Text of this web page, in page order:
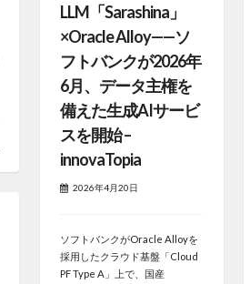
LLM「Sarashina」
×Oracle Alloy——ソ
フトバンクが2026年
6月、データ主権を
備えた生成AIサービ
スを開始 –
innovaTopia
2026年4月20日
ソフトバンクがOracle Alloyを
採用したクラウド基盤「Cloud
PF Type A」上で、国産